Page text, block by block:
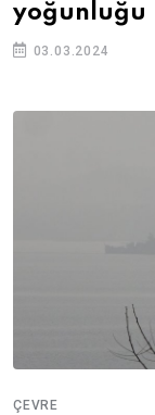
yoğunluğu
03.03.2024
ÇEVRE